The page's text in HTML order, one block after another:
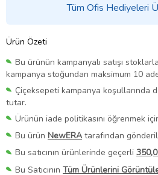
Tüm Ofis Hediyeleri
Ürün Özeti
Bu ürünün kampanyalı satışı
kampanya stoğundan maksimum 10
Çiçeksepeti kampanya koşullarında
tutar.
Ürünün iade politikasını öğrenmek
Bu ürün NewERAtarafından
Bu satıcının ürünlerinde geçerli
Bu Satıcının Tüm Ürünlerini